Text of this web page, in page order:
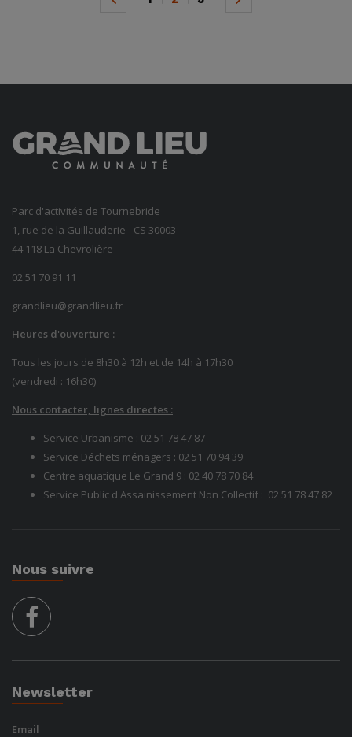
Parc d'activités de Tournebride
1, rue de la Guillauderie - CS 30003
44 118 La Chevrolière
02 51 70 91 11
grandlieu@grandlieu.fr
Heures d'ouverture :
Tous les jours de 8h30 à 12h et de 14h à 17h30
(vendredi : 16h30)
Nous contacter, lignes directes :
Service Urbanisme : 02 51 78 47 87
Service Déchets ménagers : 02 51 70 94 39
Centre aquatique Le Grand 9 : 02 40 78 70 84
Service Public d'Assainissement Non Collectif : 02 51 7847 82
Nous suivre
Newsletter
Email